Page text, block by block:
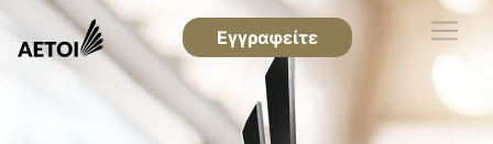
Εγγραφείτε